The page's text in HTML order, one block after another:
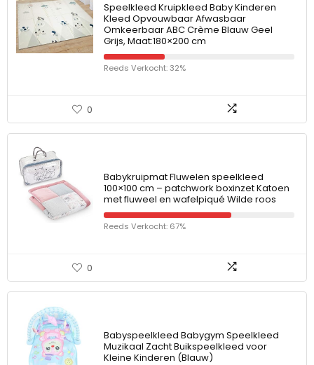
Speelkleed Kruipkleed Baby Kinderen
Kleed Opvouwbaar Afwasbaar
Omkeerbaar ABC Crème Blauw Geel
Grijs, Maat:180×200 cm
Reeds Verkocht: 32%
0
Babykruipmat Fluwelen speelkleed
100×100 cm – patchwork boxinzet Katoen
met fluweel en wafelpiqué Wilde roos
Reeds Verkocht: 67%
0
Babyspeelkleed Babygym Speelkleed
Muzikaal Zacht Buikspeelkleed voor
Kleine Kinderen (Blauw)